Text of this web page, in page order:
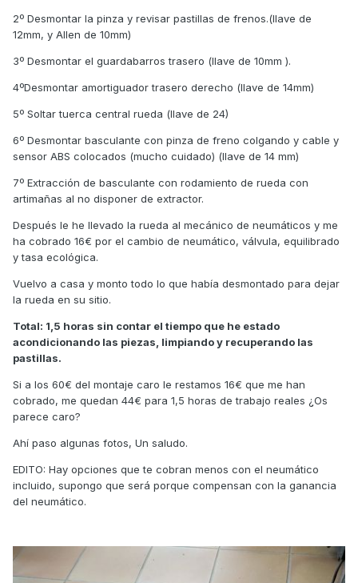
2º Desmontar la pinza y revisar pastillas de frenos.(llave de
12mm, y Allen de 10mm)
3º Desmontar el guardabarros trasero (llave de 10mm ).
4ºDesmontar amortiguador trasero derecho (llave de 14mm)
5º Soltar tuerca central rueda (llave de 24)
6º Desmontar basculante con pinza de freno colgando y cable y
sensor ABS colocados (mucho cuidado) (llave de 14 mm)
7º Extracción de basculante con rodamiento de rueda con
artimañas al no disponer de extractor.
Después le he llevado la rueda al mecánico de neumáticos y me
ha cobrado 16€ por el cambio de neumático, válvula, equilibrado
y tasa ecológica.
Vuelvo a casa y monto todo lo que había desmontado para dejar
la rueda en su sitio.
Total: 1,5 horas sin contar el tiempo que he estado
acondicionando las piezas, limpiando y recuperando las
pastillas.
Si a los 60€ del montaje caro le restamos 16€ que me han
cobrado, me quedan 44€ para 1,5 horas de trabajo reales ¿Os
parece caro?
Ahí paso algunas fotos, Un saludo.
EDITO: Hay opciones que te cobran menos con el neumático
incluido, supongo que será porque compensan con la ganancia
del neumático.